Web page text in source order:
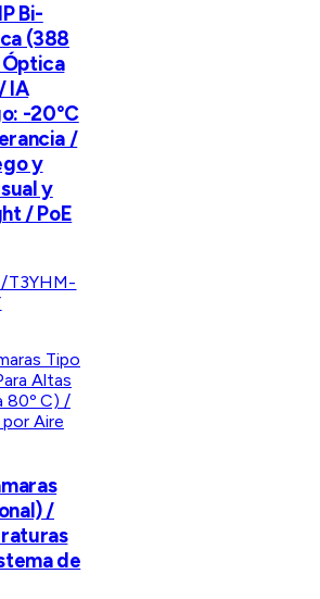
Bi-
(388
Óptica
IA
-20°C
/
y
y
/ PoE
T3YHM-
/
de